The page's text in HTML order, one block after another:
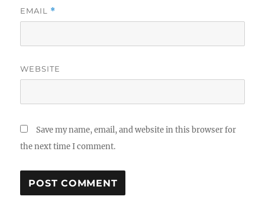
EMAIL *
WEBSITE
Save my name, email, and website in this browser for
the next time I comment.